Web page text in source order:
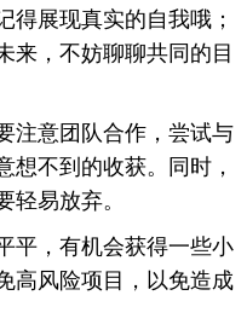
展现真实的自我哦；
来，不妨聊聊共同的目
注意团队合作，尝试与
想不到的收获。同时，
易放弃。
平，有机会获得一些小
高风险项目，以免造成